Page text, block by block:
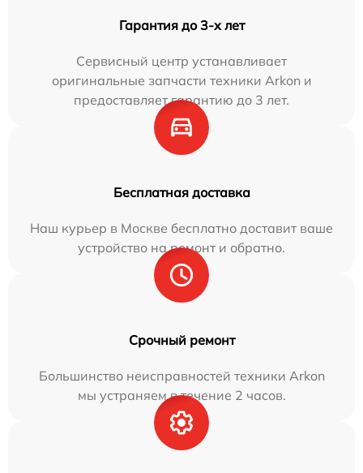
Гарантия до 3-х лет
Сервисный центр устанавливает
оригинальные запчасти техники Arkon и
предоставляет гарантию до 3 лет.
Бесплатная доставка
Наш курьер в Москве бесплатно доставит ваше
устройство на ремонт и обратно.
Срочный ремонт
Большинство неисправностей техники Arkon
мы устраняем в течение 2 часов.